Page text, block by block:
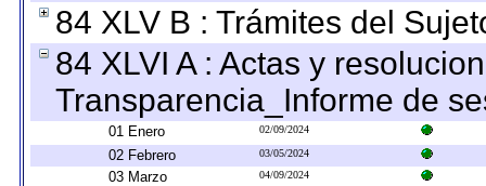
84 XLV B : Trámites del
84 XLVI A : Actas y
Transparencia_Informe de
01 Enero 02/09/2024
02 Febrero 03/05/2024
03 Marzo 04/09/2024